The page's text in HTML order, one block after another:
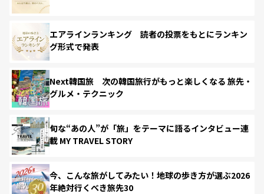
エアラインランキング 読者の投票をもとにランキン
グ形式で発表
Next韓国旅 次の韓国旅行がもっと楽しくなる 旅先・
グルメ・テクニック
旬な“あの人”が「旅」をテーマに語るインタビュー連
載 MY TRAVEL STORY
今、こんな旅がしてみたい！地球の歩き方が選ぶ2026
年絶対行くべき旅先30